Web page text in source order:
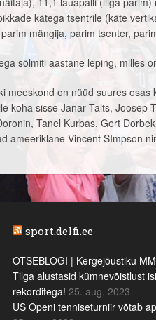
kätega tsentrile (käte
mängija, parim tsenter,
sõlmiti aastane leping, milles
meeskond on nüüd suures
koha sisse Janar Talts, Joosep
Tanel Kurbas, Gert
ameeriklane Vincent SImpson
sport.delfi.ee
OTSEBLOGI | Kergejõustiku
Tilga alustasid kümnevõistlust
rekorditega! 25. aug. 2023
US Openi tenniseturniir võtab